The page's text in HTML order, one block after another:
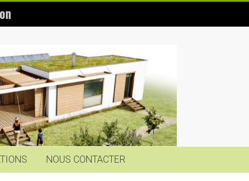
NOUS CONTACTER